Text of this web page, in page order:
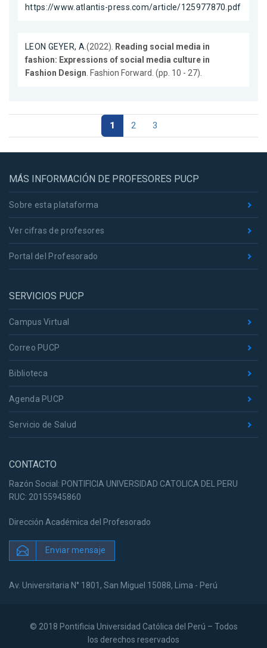
https://www.atlantis-press.com/article/125977870.pdf
LEON GEYER, A.(2022). Reading social media in
fashion: Expressions of social media culture in
Fashion Design. Fashion Forward. (pp. 10 - 27).
1 2 3
MÁS INFORMACIÓN DE PROFESORES PUCP
Sobre esta plataforma
Ver cifras de profesores
Portal del Profesorado
SERVICIOS PUCP
Campus Virtual
Correo PUCP
Biblioteca
Agenda PUCP
Servicio de Salud
CONTACTO
Razón Social: PONTIFICIA UNIVERSIDAD CATOLICA DEL PERU
RUC: 20155945860
Dirección Académica del Profesorado
Enviar mensaje
Av. Universitaria N° 1801, San Miguel 15088, Lima - Perú
© 2018 Pontificia Universidad Católica del Perú – Todos
los derechos reservados